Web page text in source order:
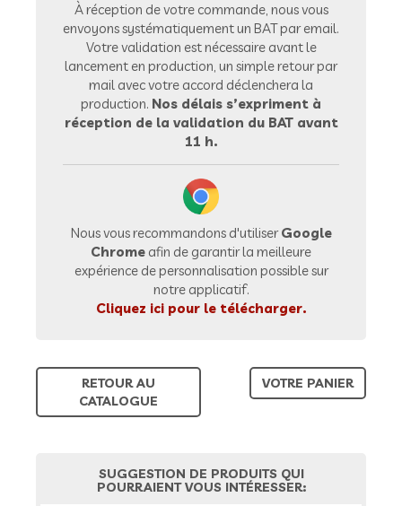
À réception de votre commande, nous vous
envoyons systématiquement un BAT par email.
Votre validation est nécessaire avant le
lancement en production, un simple retour par
mail avec votre accord déclenchera la
production. Nos délais s’expriment à
réception de la validation du BAT avant
11 h.
Nous vous recommandons d'utiliserGoogle
Chrome afin de garantir la meilleure
expérience de personnalisation possible sur
notre applicatif.
Cliquez ici pour le télécharger.
RETOUR AU
CATALOGUE
VOTRE PANIER
SUGGESTION DE PRODUITS QUI
POURRAIENT VOUS INTÉRESSER: